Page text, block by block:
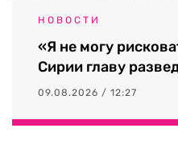
НОВОСТИ
«Я не могу
Сирии главу
09.08.2026 / 12:27